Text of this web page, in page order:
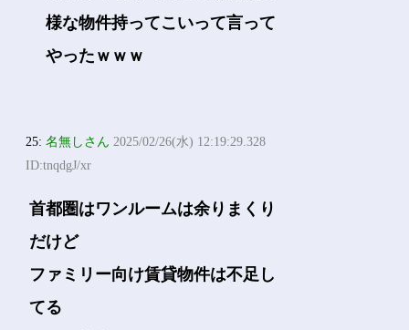
様な物件持ってこいって言って
やったｗｗｗ
25:名無しさん 2025/02/26(水) 12:19:29.328
ID:tnqdgJ/xr
首都圏はワンルームは余りまくり
だけど
ファミリー向け賃貸物件は不足し
てる